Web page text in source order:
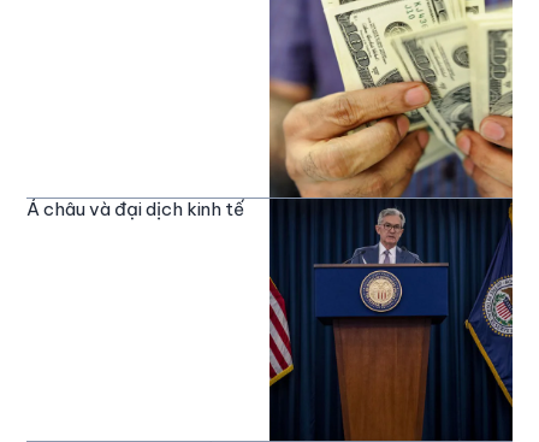
Á châu và đại dịch kinh tế